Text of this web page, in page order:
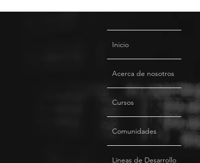
Inicio
Acerca de nosotros
Cursos
Comunidades
Líneas de Desarrollo